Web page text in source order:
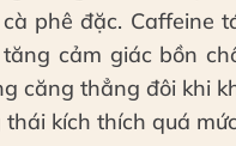
phê đặc. Caffeine
cảm giác bồn
căng thẳng đôi khi
kích thích quá